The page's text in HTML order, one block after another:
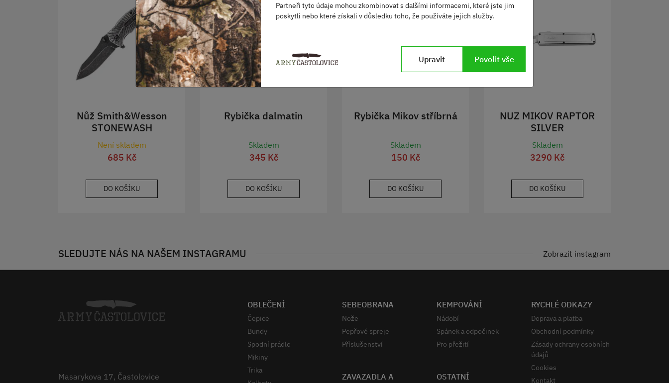
Nůž Smith&Wesson
STONEWASH
Není skladem
685 Kč
DO KOŠÍKU
Rybička dalmatin
Skladem
345 Kč
DO KOŠÍKU
Rybička Mikov stříbrná
Skladem
150 Kč
DO KOŠÍKU
NUZ MIKOV RAPTOR
SILVER
Skladem
3290 Kč
DO KOŠÍKU
SLEDUJTE NÁS NA NAŠEM INSTAGRAMU Zobrazit instagram
Masarykova 17, Častolovice
OBLEČENÍ
Čepice
Bundy
Spodní prádlo
Mikiny
Trika
SEBEOBRANA
Nože
Pepřové spreje
Příslušenství
ZAVAZADLA A
KEMPOVÁNÍ
Nádobí
Spánek a odpočinek
Pro přežití
OSTATNÍ
RYCHLÉ ODKAZY
Doprava a platba
Obchodní podmínky
Zásady ochrany osobních
údajů
Cookies
Kontakt
Partneři tyto údaje mohou zkombinovat s dalšími informacemi, které jste jim
poskytli nebo které získali v důsledku toho, že používáte jejich služby.
Upravit Povolit vše